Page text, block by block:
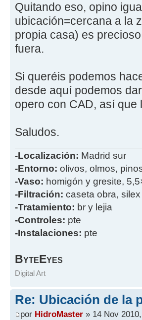
Quitando eso, opino
ubicación=cercana a la
propia casa) es
fuera.
Si queréis podemos
desde aquí podemos
opero con CAD, así
Saludos.
-Localización: Madrid sur
-Entorno: olivos, olmos,
-Vaso: homigón y gresite,
-Filtración: caseta obra, silex
-Tratamiento: br y lejia
-Controles: pte
-Instalaciones: pte
BYTEEYES
Digital Art
Re: Ubicación de la
por HidroMaster » 14 Nov